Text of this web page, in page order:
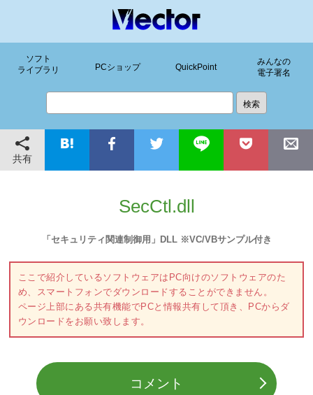
ソフト
ライブラリ
PCショップ QuickPoint
みんなの
電子署名
共有
SecCtl.dll
「セキュリティ関連制御用」DLL ※VC/VBサンプル付き
ここで紹介しているソフトウェアはPC向けのソフトウェアのた
め、スマートフォンでダウンロードすることができません。
ページ上部にある共有機能でPCと情報共有して頂き、PCからダ
ウンロードをお願い致します。
コメント